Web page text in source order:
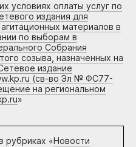
условиях оплаты услуг по
издания для
материалов в
по выборам в
Собрания
созыва, назначенных на
издание
(св-во Эл № ФС77-
на региональном
»
рубриках «Новости